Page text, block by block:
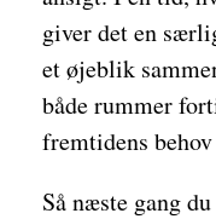
giver det en
et øjeblik
både rummer
fremtidens
Så næste gang